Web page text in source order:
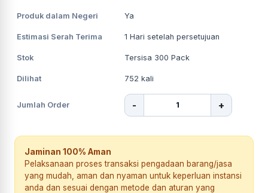
Produk dalam Negeri Ya
Estimasi Serah Terima 1 Hari setelah persetujuan
Stok Tersisa 300 Pack
Dilihat 752 kali
Jumlah Order - +
Jaminan 100% Aman
Pelaksanaan proses transaksi pengadaan barang/jasa
yang mudah, aman dan nyaman untuk keperluan instansi
anda dan sesuai dengan metode dan aturan yang